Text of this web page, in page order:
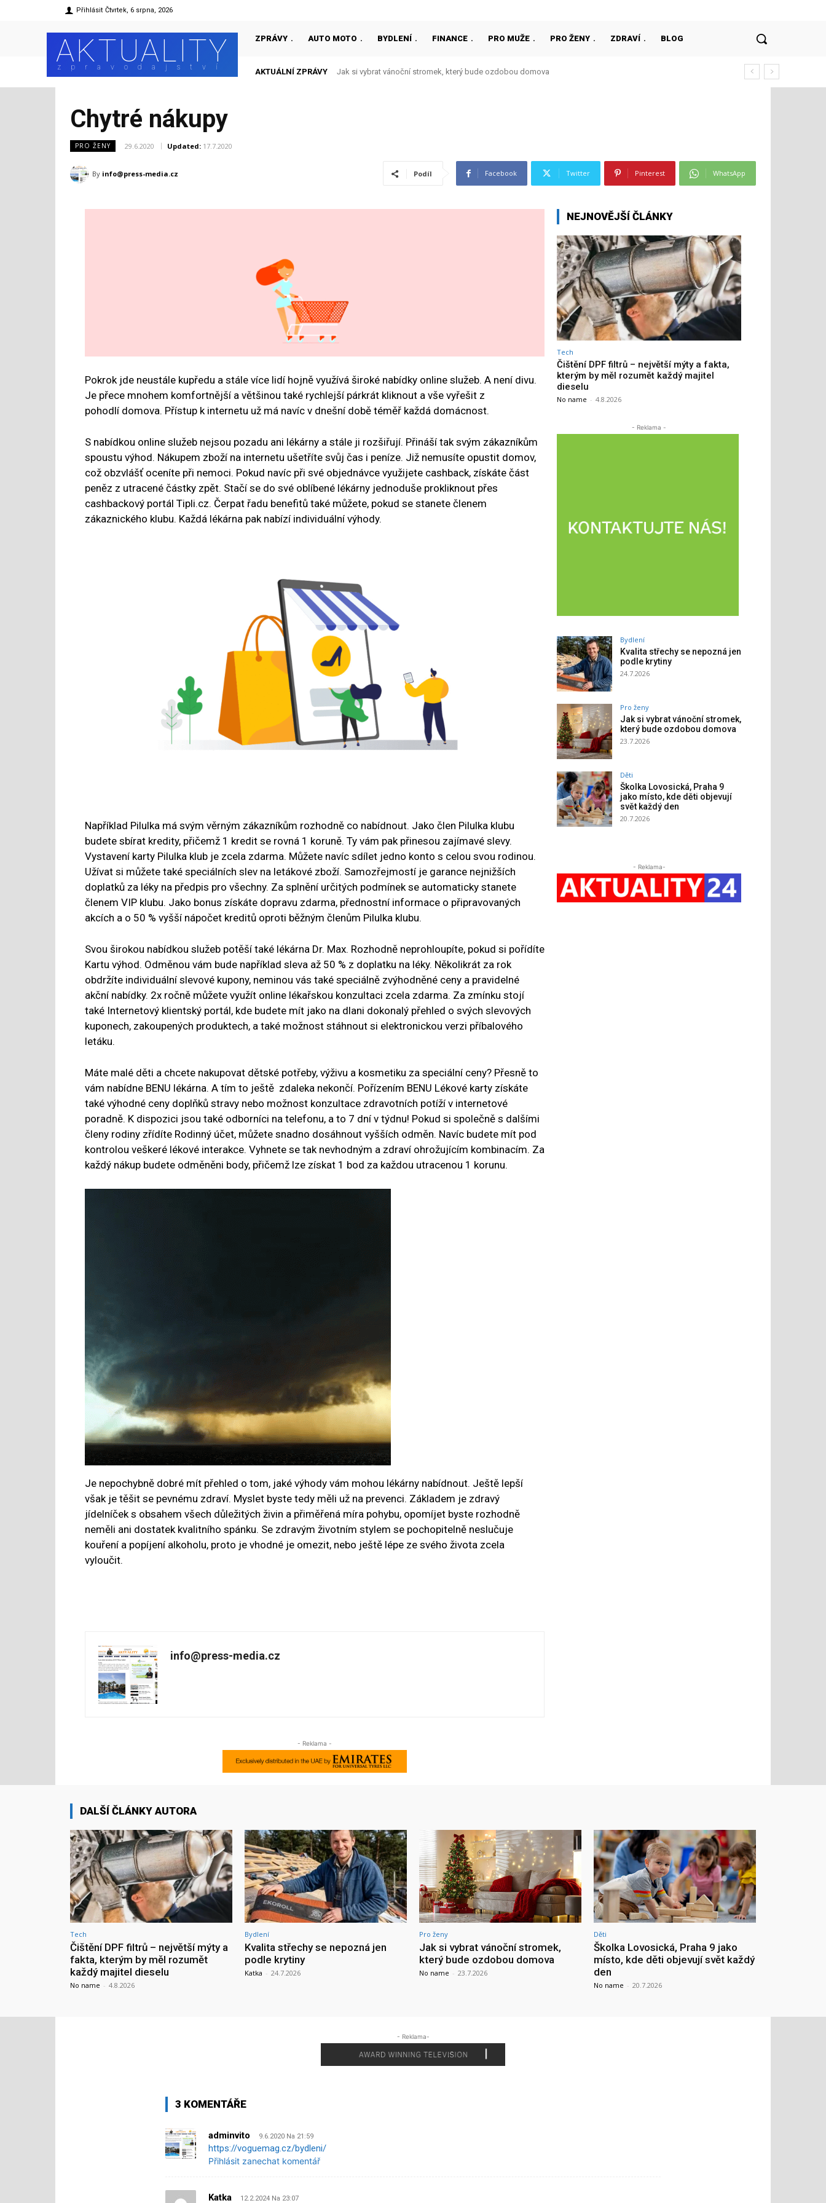
Přihlásit Čtvrtek, 6 srpna, 2026
AKTUALITY
zpravodajství
ZPRÁVY AUTO MOTO BYDLENÍ FINANCE PRO MUŽE PRO ŽENY ZDRAVÍ BLOG
AKTUÁLNÍ ZPRÁVY Jak si vybrat vánoční stromek, který bude ozdobou domova
Chytré nákupy
PRO ŽENY 29.6.2020 Updated: 17.7.2020
By info@press-media.cz Podíl Facebook Twitter Pinterest WhatsApp
Pokrok jde neustále kupředu a stále více lidí hojně využívá široké nabídky online služeb. A není divu.
Je přece mnohem komfortnější a většinou také rychlejší párkrát kliknout a vše vyřešit z
pohodlí domova. Přístup k internetu už má navíc v dnešní době téměř každá domácnost.
S nabídkou online služeb nejsou pozadu ani lékárny a stále ji rozšiřují. Přináší tak svým zákazníkům
spoustu výhod. Nákupem zboží na internetu ušetříte svůj čas i peníze. Již nemusíte opustit domov,
což obzvlášť oceníte při nemoci. Pokud navíc při své objednávce využijete cashback, získáte část
peněz z utracené částky zpět. Stačí se do své oblíbené lékárny jednoduše prokliknout přes
cashbackový portál Tipli.cz. Čerpat řadu benefitů také můžete, pokud se stanete členem
zákaznického klubu. Každá lékárna pak nabízí individuální výhody.
Například Pilulka má svým věrným zákazníkům rozhodně co nabídnout. Jako člen Pilulka klubu
budete sbírat kredity, přičemž 1 kredit se rovná 1 koruně. Ty vám pak přinesou zajímavé slevy.
Vystavení karty Pilulka klub je zcela zdarma. Můžete navíc sdílet jedno konto s celou svou rodinou.
Užívat si můžete také speciálních slev na letákové zboží. Samozřejmostí je garance nejnižších
doplatků za léky na předpis pro všechny. Za splnění určitých podmínek se automaticky stanete
členem VIP klubu. Jako bonus získáte dopravu zdarma, přednostní informace o připravovaných
akcích a o 50 % vyšší nápočet kreditů oproti běžným členům Pilulka klubu.
Svou širokou nabídkou služeb potěší také lékárna Dr. Max. Rozhodně neprohloupíte, pokud si pořídíte
Kartu výhod. Odměnou vám bude například sleva až 50 % z doplatku na léky. Několikrát za rok
obdržíte individuální slevové kupony, neminou vás také speciálně zvýhodněné ceny a pravidelné
akční nabídky. 2x ročně můžete využít online lékařskou konzultaci zcela zdarma. Za zmínku stojí
také Internetový klientský portál, kde budete mít jako na dlani dokonalý přehled o svých slevových
kuponech, zakoupených produktech, a také možnost stáhnout si elektronickou verzi příbalového
letáku.
Máte malé děti a chcete nakupovat dětské potřeby, výživu a kosmetiku za speciální ceny? Přesně to
vám nabídne BENU lékárna. A tím to ještě zdaleka nekončí. Pořízením BENU Lékové karty získáte
také výhodné ceny doplňků stravy nebo možnost konzultace zdravotních potíží v internetové
poradně. K dispozici jsou také odborníci na telefonu, a to 7 dní v týdnu! Pokud si společně s dalšími
členy rodiny zřídíte Rodinný účet, můžete snadno dosáhnout vyšších odměn. Navíc budete mít pod
kontrolou veškeré lékové interakce. Vyhnete se tak nevhodným a zdraví ohrožujícím kombinacím. Za
každý nákup budete odměněni body, přičemž lze získat 1 bod za každou utracenou 1 korunu.
Je nepochybně dobré mít přehled o tom, jaké výhody vám mohou lékárny nabídnout. Ještě lepší
však je těšit se pevnému zdraví. Myslet byste tedy měli už na prevenci. Základem je zdravý
jídelníček s obsahem všech důležitých živin a přiměřená míra pohybu, opomíjet byste rozhodně
neměli ani dostatek kvalitního spánku. Se zdravým životním stylem se pochopitelně neslučuje
kouření a popíjení alkoholu, proto je vhodné je omezit, nebo ještě lépe ze svého života zcela
vyloučit.
info@press-media.cz
- Reklama -
NEJNOVĚJŠÍ ČLÁNKY
Tech
Čištění DPF filtrů – největší mýty a fakta,
kterým by měl rozumět každý majitel
dieselu
No name - 4.8.2026
- Reklama -
Bydlení
Kvalita střechy se nepozná jen
podle krytiny
24.7.2026
Pro ženy
Jak si vybrat vánoční stromek,
který bude ozdobou domova
23.7.2026
Děti
Školka Lovosická, Praha 9
jako místo, kde děti objevují
svět každý den
20.7.2026
- Reklama-
DALŠÍ ČLÁNKY AUTORA
Tech
Čištění DPF filtrů – největší mýty a
fakta, kterým by měl rozumět
každý majitel dieselu
No name - 4.8.2026
Bydlení
Kvalita střechy se nepozná jen
podle krytiny
Katka - 24.7.2026
Pro ženy
Jak si vybrat vánoční stromek,
který bude ozdobou domova
No name - 23.7.2026
Děti
Školka Lovosická, Praha 9 jako
místo, kde děti objevují svět každý
den
No name - 20.7.2026
- Reklama-
3 KOMENTÁŘE
adminvito 9.6.2020 Na 21:59
https://voguemag.cz/bydleni/
Přihlásit zanechat komentář
Katka 12.2.2024 Na 23:07